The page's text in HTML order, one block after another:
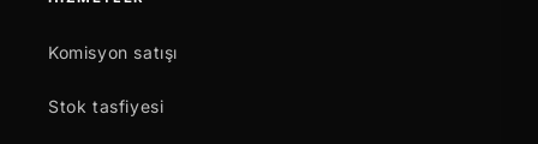
Komisyon satışı
Stok tasfiyesi